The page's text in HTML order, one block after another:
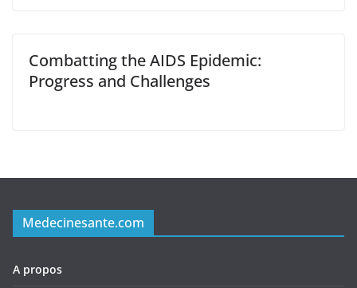
Combatting the AIDS Epidemic:
Progress and Challenges
Medecinesante.com
A propos